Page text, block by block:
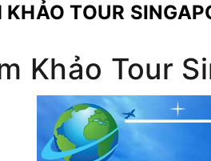
TOUR
Khảo Tour